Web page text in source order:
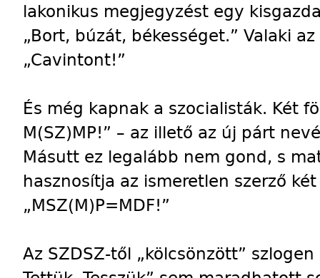
lakonikus megjegyzést egy
„Bort, búzát, békességet.” Valaki
„Cavintont!”
És még kapnak a szocialisták. Két
M(SZ)MP!” – az illető az új párt
Másutt ez legalább nem gond, s
hasznosítja az ismeretlen szerző
„MSZ(M)P=MDF!”
Az SZDSZ-től „kölcsönzött”